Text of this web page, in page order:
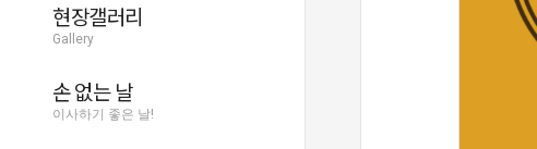
현장갤러리
Gallery
손 없는 날
이사하기 좋은 날!